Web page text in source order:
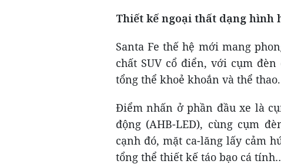
Thiết kế ngoại thất dạng hình
Santa Fe thế hệ mới mang
chất SUV cổ điển, với cụm
tổng thể khoẻ khoắn và thể thao.
Điểm nhấn ở phần đầu xe là
động (AHB-LED), cùng cụm
cạnh đó, mặt ca-lăng lấy cảm
tổng thể thiết kế táo bạo cá